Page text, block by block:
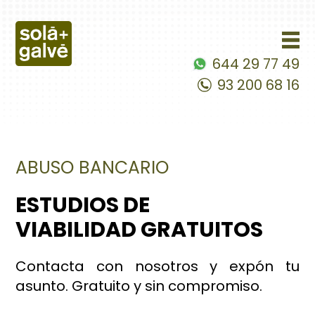
644 29 77 49
93 200 68 16
ABUSO BANCARIO
ESTUDIOS DE
VIABILIDAD GRATUITOS
Contacta con nosotros y expón tu
asunto. Gratuito y sin compromiso.